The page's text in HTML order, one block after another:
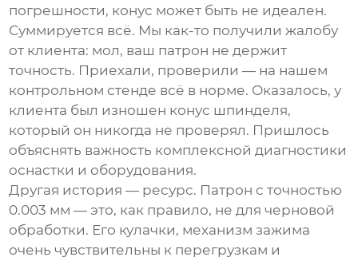
погрешности, конус может быть не идеален.
Суммируется всё. Мы как-то получили жалобу
от клиента: мол, ваш патрон не держит
точность. Приехали, проверили — на нашем
контрольном стенде всё в норме. Оказалось, у
клиента был изношен конус шпинделя,
который он никогда не проверял. Пришлось
объяснять важность комплексной диагностики
оснастки и оборудования.
Другая история — ресурс. Патрон с точностью
0.003 мм — это, как правило, не для черновой
обработки. Его кулачки, механизм зажима
очень чувствительны к перегрузкам и